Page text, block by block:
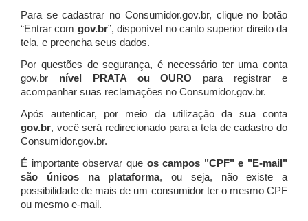
Para se cadastrar no Consumidor.gov.br, clique no botão
“Entrar com gov.br”, disponível no canto superior direito da
tela, e preencha seus dados.
Por questões de segurança, é necessário ter uma conta
gov.br nível PRATA ou OURO para registrar e
acompanhar suas reclamações no Consumidor.gov.br.
Após autenticar, por meio da utilização da sua conta
gov.br, você será redirecionado para a tela de cadastro do
Consumidor.gov.br.
É importante observar que os campos "CPF" e "E-mail"
são únicos na plataforma, ou seja, não existe a
possibilidade de mais de um consumidor ter o mesmo CPF
ou mesmo e-mail.